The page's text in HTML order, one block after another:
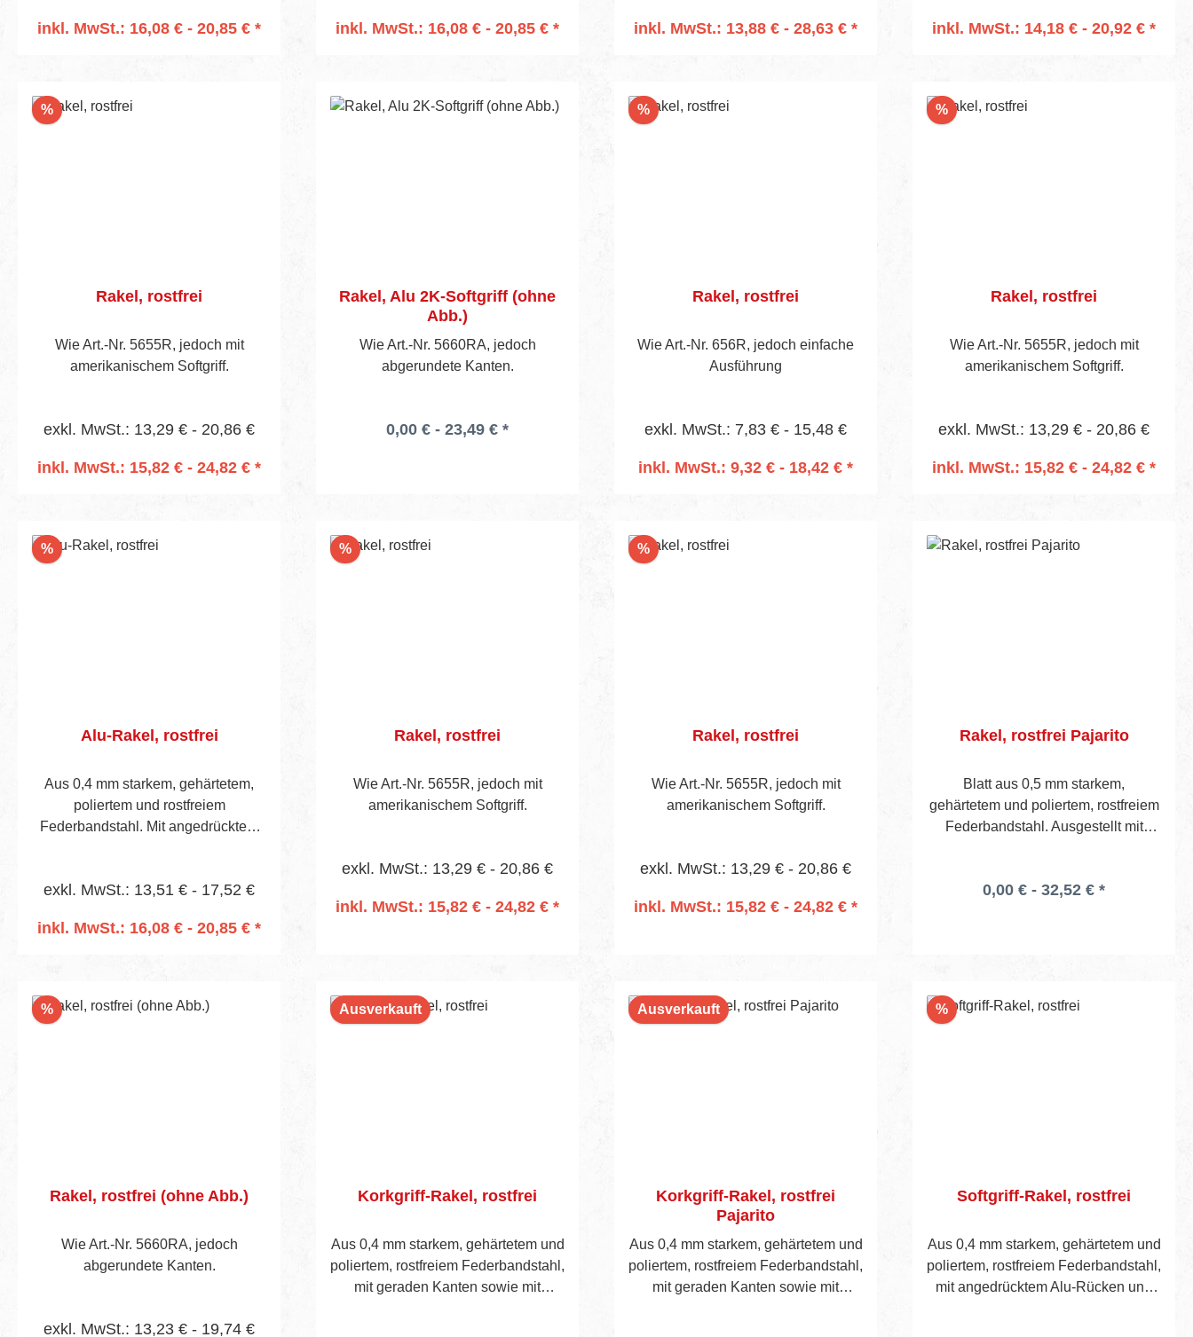
Ausführung.
inkl. MwSt.: 16,08 € - 20,85 € *
Ausführung.
inkl. MwSt.: 16,08 € - 20,85 € * inkl. MwSt.: 13,88 € - 28,63 € * inkl. MwSt.: 14,18 € - 20,92 € *
%Rabatt
Rakel, rostfrei
Wie Art.-Nr. 5655R, jedoch mit
amerikanischem Softgriff.
exkl. MwSt.: 13,29 € - 20,86 €
inkl. MwSt.: 15,82 € - 24,82 € *
Rakel, Alu 2K-Softgriff (ohne
Abb.)
Wie Art.-Nr. 5660RA, jedoch
abgerundete Kanten.
0,00 € - 23,49 € *
%Rabatt
Rakel, rostfrei
Wie Art.-Nr. 656R, jedoch einfache
Ausführung
exkl. MwSt.: 7,83 € - 15,48 €
inkl. MwSt.: 9,32 € - 18,42 € *
%Rabatt
Rakel, rostfrei
Wie Art.-Nr. 5655R, jedoch mit
amerikanischem Softgriff.
exkl. MwSt.: 13,29 € - 20,86 €
inkl. MwSt.: 15,82 € - 24,82 € *
%Rabatt
Alu-Rakel, rostfrei
Aus 0,4 mm starkem, gehärtetem,
poliertem und rostfreiem
Federbandstahl. Mit angedrücktem
Blatthöhe 40 mm. Vorgebohrtes Heft
Ausführung.
exkl. MwSt.: 13,51 € - 17,52 €
inkl. MwSt.: 16,08 € - 20,85 € *
%Rabatt
Rakel, rostfrei
Wie Art.-Nr. 5655R, jedoch mit
amerikanischem Softgriff.
exkl. MwSt.: 13,29 € - 20,86 €
inkl. MwSt.: 15,82 € - 24,82 € *
%Rabatt
Rakel, rostfrei
Wie Art.-Nr. 5655R, jedoch mit
amerikanischem Softgriff.
exkl. MwSt.: 13,29 € - 20,86 €
inkl. MwSt.: 15,82 € - 24,82 € *
Rakel, rostfrei Pajarito
Blatt aus 0,5 mm starkem,
gehärtetem und poliertem, rostfreiem
Federbandstahl. Ausgestellt mit
Blatthöhe 45 mm. Vorgebohrtes Heft
0,00 € - 32,52 € *
%Rabatt
Rakel, rostfrei (ohne Abb.)
Wie Art.-Nr. 5660RA, jedoch
abgerundete Kanten.
exkl. MwSt.: 13,23 € - 19,74 €
Ausverkauft
Korkgriff-Rakel, rostfrei
Aus 0,4 mm starkem, gehärtetem und
poliertem, rostfreiem Federbandstahl,
mit geraden Kanten sowie mit
Ausverkauft
Korkgriff-Rakel, rostfrei
Pajarito
Aus 0,4 mm starkem, gehärtetem und
poliertem, rostfreiem Federbandstahl,
mit geraden Kanten sowie mit
%Rabatt
Softgriff-Rakel, rostfrei
Aus 0,4 mm starkem, gehärtetem und
poliertem, rostfreiem Federbandstahl,
mit angedrücktem Alu-Rücken und